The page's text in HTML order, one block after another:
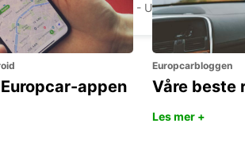
WOLVERHAMPTON - UNITED KINGDOM
appen
Europcarbloggen
Våre beste
Les mer +